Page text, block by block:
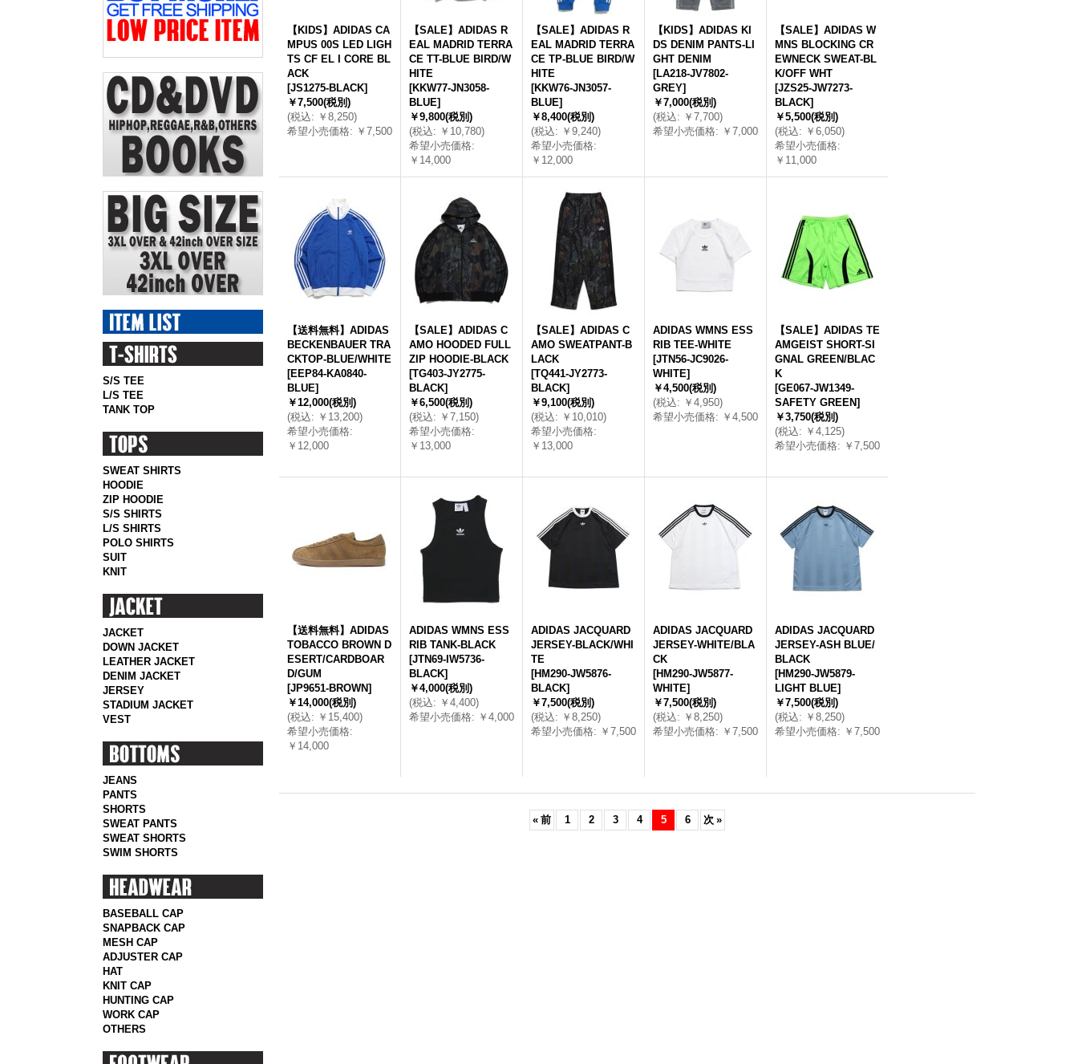
S/S TEE
L/S TEE
TANK TOP
SWEAT SHIRTS
HOODIE
ZIP HOODIE
S/S SHIRTS
L/S SHIRTS
POLO SHIRTS
SUIT
KNIT
JACKET
DOWN JACKET
LEATHER JACKET
DENIM JACKET
JERSEY
STADIUM JACKET
VEST
JEANS
PANTS
SHORTS
SWEAT PANTS
SWEAT SHORTS
SWIM SHORTS
BASEBALL CAP
SNAPBACK CAP
MESH CAP
ADJUSTER CAP
HAT
KNIT CAP
HUNTING CAP
WORK CAP
OTHERS
【KIDS】ADIDAS CA
MPUS 00S LED LIGH
TS CF EL I CORE BL
ACK
[JS1275-BLACK]
￥7,500(税別)
(税込: ￥8,250)
希望小売価格: ￥7,500
【SALE】ADIDAS R
EAL MADRID TERRA
CE TT-BLUE BIRD/W
HITE
[KKW77-JN3058-
BLUE]
￥9,800(税別)
(税込: ￥10,780)
希望小売価格:
￥14,000
【SALE】ADIDAS R
EAL MADRID TERRA
CE TP-BLUE BIRD/W
HITE
[KKW76-JN3057-
BLUE]
￥8,400(税別)
(税込: ￥9,240)
希望小売価格:
￥12,000
【KIDS】ADIDAS KI
DS DENIM PANTS-LI
GHT DENIM
[LA218-JV7802-
GREY]
￥7,000(税別)
(税込: ￥7,700)
希望小売価格: ￥7,000
【SALE】ADIDAS W
MNS BLOCKING CR
EWNECK SWEAT-BL
K/OFF WHT
[JZS25-JW7273-
BLACK]
￥5,500(税別)
(税込: ￥6,050)
希望小売価格:
￥11,000
【送料無料】ADIDAS
BECKENBAUER TRA
CKTOP-BLUE/WHITE
[EEP84-KA0840-
BLUE]
￥12,000(税別)
(税込: ￥13,200)
希望小売価格:
￥12,000
【SALE】ADIDAS C
AMO HOODED FULL
ZIP HOODIE-BLACK
[TG403-JY2775-
BLACK]
￥6,500(税別)
(税込: ￥7,150)
希望小売価格:
￥13,000
【SALE】ADIDAS C
AMO SWEATPANT-B
LACK
[TQ441-JY2773-
BLACK]
￥9,100(税別)
(税込: ￥10,010)
希望小売価格:
￥13,000
ADIDAS WMNS ESS
RIB TEE-WHITE
[JTN56-JC9026-
WHITE]
￥4,500(税別)
(税込: ￥4,950)
希望小売価格: ￥4,500
【SALE】ADIDAS TE
AMGEIST SHORT-SI
GNAL GREEN/BLAC
K
[GE067-JW1349-
SAFETY GREEN]
￥3,750(税別)
(税込: ￥4,125)
希望小売価格: ￥7,500
【送料無料】ADIDAS
TOBACCO BROWN D
ESERT/CARDBOAR
D/GUM
[JP9651-BROWN]
￥14,000(税別)
(税込: ￥15,400)
希望小売価格:
￥14,000
ADIDAS WMNS ESS
RIB TANK-BLACK
[JTN69-IW5736-
BLACK]
￥4,000(税別)
(税込: ￥4,400)
希望小売価格: ￥4,000
ADIDAS JACQUARD
JERSEY-BLACK/WHI
TE
[HM290-JW5876-
BLACK]
￥7,500(税別)
(税込: ￥8,250)
希望小売価格: ￥7,500
ADIDAS JACQUARD
JERSEY-WHITE/BLA
CK
[HM290-JW5877-
WHITE]
￥7,500(税別)
(税込: ￥8,250)
希望小売価格: ￥7,500
ADIDAS JACQUARD
JERSEY-ASH BLUE/
BLACK
[HM290-JW5879-
LIGHT BLUE]
￥7,500(税別)
(税込: ￥8,250)
希望小売価格: ￥7,500
« 前 1 2 3 4 5 6 次 »